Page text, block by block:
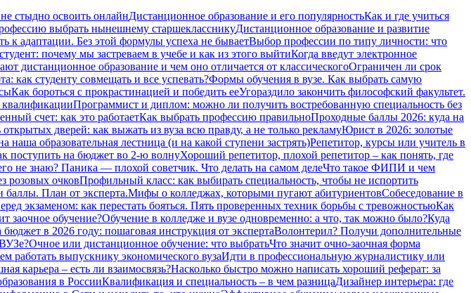
стыдно освоить онлайнДистанционное образование и его популярностьКак и где учиться
выбрать нынешнему старшеклассникуДистанционное образование и развитие
к адаптации. Без этой формулы успеха не бываетВыбор профессии по типу личности: что
почему мы застреваем в учебе и как из этого выйтиКогда введут электронное
дистанционное образование и чем оно отличается от классическогоОграничен ли срок
как студенту совмещать и все успевать?Формы обучения в вузе. Как выбрать самую
Как бороться с прокрастинацией и победить ееУгораздило закончить философский факультет.
Программист и диплом: можно ли получить востребованную специальность без
счет: как это работаетКак выбрать профессию правильноПроходные баллы 2026: куда на
открытых дверей: как выжать из вуза всю правду, а не только рекламуЮрист в 2026: золотые
наша образовательная лестница (и на какой ступени застрять)Репетитор, курсы или учитель в
поступить на бюджет во 2‑ю волнуХороший репетитор, плохой репетитор – как понять, где
не знаю? Паника — плохой советчик. Что делать на самом делеЧто такое ФИПИ и чем
розовых очковПрофильный класс: как выбирать специальность, чтобы не испортить
баллы. План от эксперта.Мифы о колледжах, которыми пугают абитуриентовСобеседование в
экзаменом: как перестать бояться. Пять проверенных техник борьбы с тревожностьюКак
заочное обучение?Обучение в колледже и вузе одновременно: а что, так можно было?Куда
в 2026 году: пошаговая инструкция от экспертаВолонтерил? Получи дополнительные
Очное или дистанционное обучение: что выбратьЧто значит очно-заочная форма
работать выпускнику экономического вузаИдти в профессиональную журналистику или
карьера – есть ли взаимосвязь?Насколько быстро можно написать хороший реферат: за
в РоссииКвалификация и специальность – в чем разницаДизайнер интерьера: где